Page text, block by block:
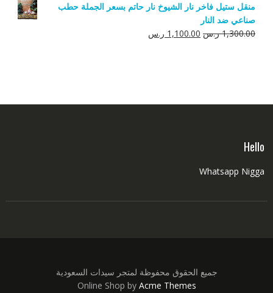
هو:
550.00 ر.س.
هو:
منقل ستيل فاخر نار الشيوخ نار حاتم بسعر الجملة حطب
صناعي ضد النار
1,300.00 ر.س السعر
1,100.00 ر.سالسعر
Hello
Whatsapp Nigga
جميع الحقوق محفوظة لمتجر سيدات السعودية
Online Shop by Acme Themes